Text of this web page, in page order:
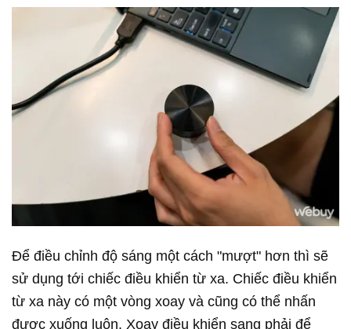
Để điều chỉnh độ sáng một cách "mượt" hơn thì sẽ
sử dụng tới chiếc điều khiển từ xa. Chiếc điều khiển
từ xa này có một vòng xoay và cũng có thể nhấn
được xuống luôn. Xoay điều khiển sang phải để